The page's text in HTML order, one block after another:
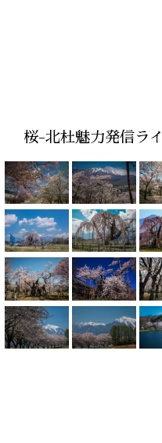
桜-北杜魅力発信ラ